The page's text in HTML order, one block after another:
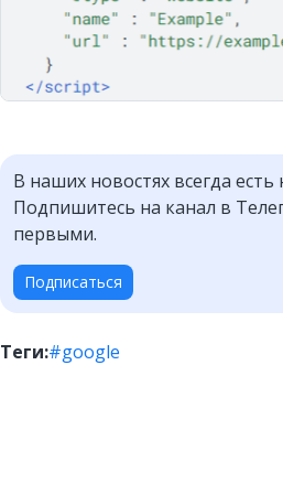
В наших новостях всегда
Подпишитесь на канал в
первыми.
Подписаться
Теги:#google